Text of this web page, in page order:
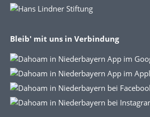
Bleib' mit uns in Verbindung